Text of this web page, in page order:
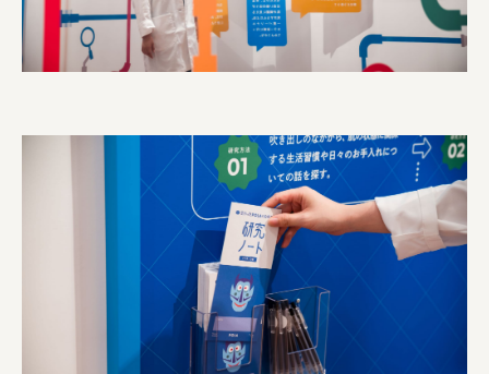
PALAB
株式会社ドリームプラザ
株式会社ヤマサン
株式会社 マツバラ
株式会社東果堂
アトラス化成
株式会社 中日ステンドアート